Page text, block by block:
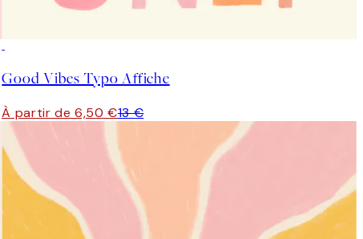
Good Vibes Typo Affiche
À partir de 6,50 €13 €